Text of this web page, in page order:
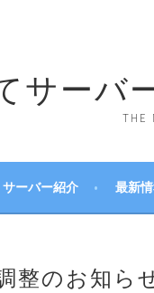
ーバー
THE
サーバー紹介 最新
整のお知ら